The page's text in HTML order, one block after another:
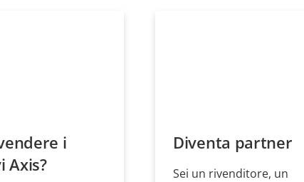
i
Axis?
Diventa partner
Sei un rivenditore, un